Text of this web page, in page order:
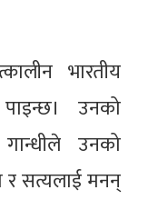
भारतीय
उनको
उनको
र सत्यलाई मनन्